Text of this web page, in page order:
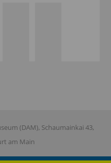
(DAM), Schaumainkai 43,
am Main